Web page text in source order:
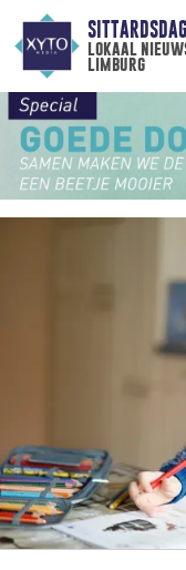
lokaal
limburg